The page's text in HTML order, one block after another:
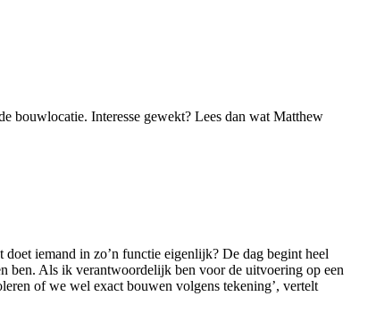
bouwlocatie. Interesse gewekt? Lees dan wat Matthew
iemand in zo’n functie eigenlijk? De dag begint heel
ben. Als ik verantwoordelijk ben voor de uitvoering op een
of we wel exact bouwen volgens tekening’, vertelt